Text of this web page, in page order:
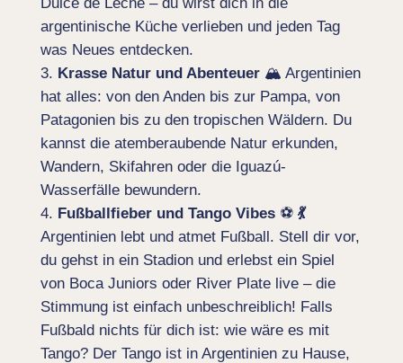
argentinische Küche verlieben und jeden Tag
was Neues entdecken.
Krasse Natur und Abenteuer🏔️ Argentinien
hat alles: von den Anden bis zur Pampa, von
Patagonien bis zu den tropischen Wäldern. Du
kannst die atemberaubende Natur erkunden,
Wandern, Skifahren oder die Iguazú-
Wasserfälle bewundern.
Fußballfieber und Tango Vibes⚽ 💃
Argentinien lebt und atmet Fußball. Stell dir vor,
du gehst in ein Stadion und erlebst ein Spiel
von Boca Juniors oder River Plate live – die
Stimmung ist einfach unbeschreiblich! Falls
Fußbald nichts für dich ist: wie wäre es mit
Tango? Der Tango ist in Argentinien zu Hause,